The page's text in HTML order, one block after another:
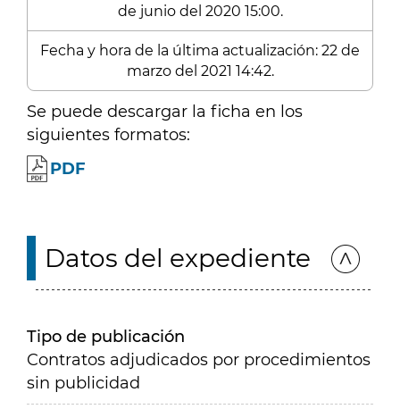
de junio del 2020 15:00.
Fecha y hora de la última actualización: 22 de
marzo del 2021 14:42.
Se puede descargar la ficha en los
siguientes formatos:
PDF
Datos del expediente
Tipo de publicación
Contratos adjudicados por procedimientos
sin publicidad